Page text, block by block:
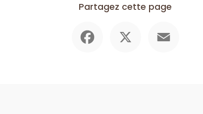
Partagez cette page